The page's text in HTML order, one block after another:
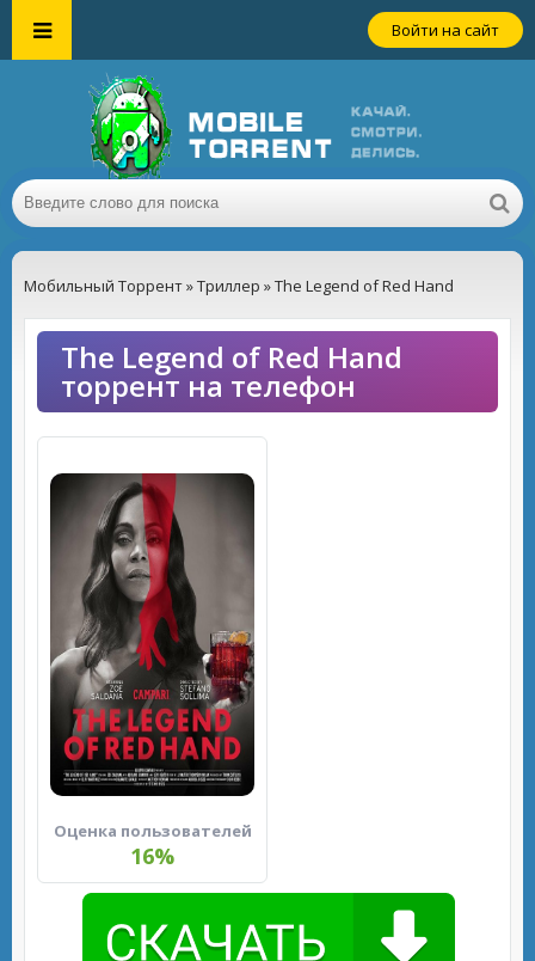
Войти на сайт
Мобильный Торрент»Триллер » The Legend of Red Hand
The Legend of Red Hand
торрент на телефон
Оценка пользователей
16%